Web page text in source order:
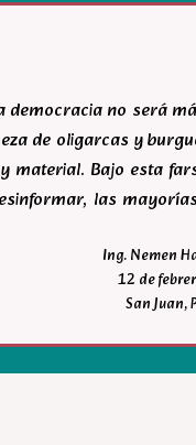
democracia no será
de oligarcas y
material. Bajo esta
las
Ing. Nemen
12 de
San Juan,